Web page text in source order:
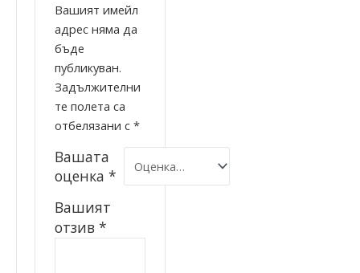
Вашият имейл
адрес няма да
бъде
публикуван.
Задължителни
те полета са
отбелязани с*
Вашата
оценка*
Вашият
отзив*